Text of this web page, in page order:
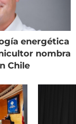
energética
nombra
Chile